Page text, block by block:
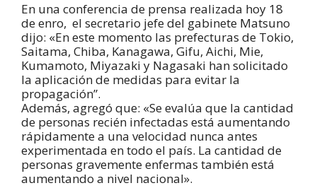
En una conferencia de prensa realizada hoy 18
de enro, el secretario jefe del gabinete Matsuno
dijo: «En este momento las prefecturas de Tokio,
Saitama, Chiba, Kanagawa, Gifu, Aichi, Mie,
Kumamoto, Miyazaki y Nagasaki han solicitado
la aplicación de medidas para evitar la
propagación”.
Además, agregó que: «Se evalúa que la cantidad
de personas recién infectadas está aumentando
rápidamente a una velocidad nunca antes
experimentada en todo el país. La cantidad de
personas gravemente enfermas también está
aumentando a nivel nacional».